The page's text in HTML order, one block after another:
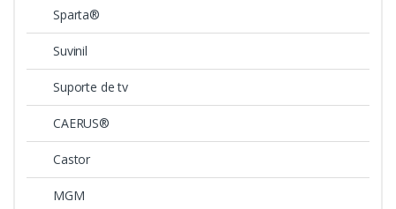
Sparta®
Suvinil
Suporte de tv
CAERUS®
Castor
MGM